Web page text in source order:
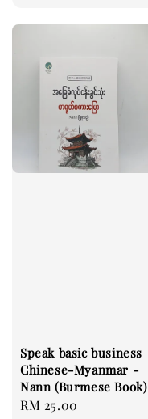
Speak basic business
Chinese-Myanmar -
Nann (Burmese Book)
Regular
RM 25.00